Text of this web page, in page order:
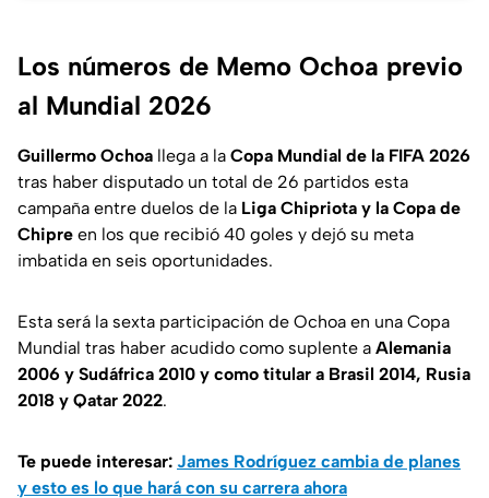
Los números de Memo Ochoa previo
al Mundial 2026
Guillermo Ochoa llega a la Copa Mundial de la FIFA 2026
tras haber disputado un total de 26 partidos esta
campaña entre duelos de la Liga Chipriota y la Copa de
Chipre en los que recibió 40 goles y dejó su meta
imbatida en seis oportunidades.
Esta será la sexta participación de Ochoa en una Copa
Mundial tras haber acudido como suplente a Alemania
2006 y Sudáfrica 2010 y como titular a Brasil 2014, Rusia
2018 y Qatar 2022.
Te puede interesar: James Rodríguez cambia de planes
y esto es lo que hará con su carrera ahora